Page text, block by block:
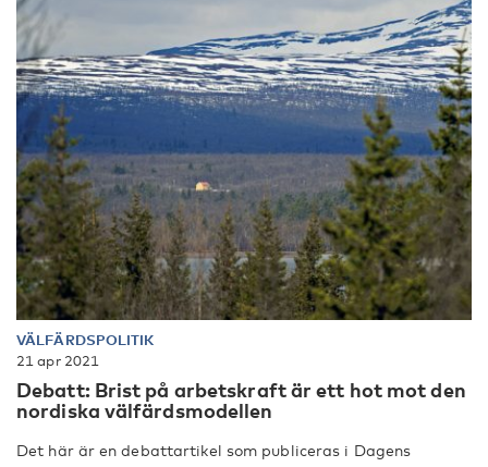
VÄLFÄRDSPOLITIK
21 apr 2021
Debatt: Brist på arbetskraft är ett hot mot den
nordiska välfärdsmodellen
Det här är en debattartikel som publiceras i Dagens